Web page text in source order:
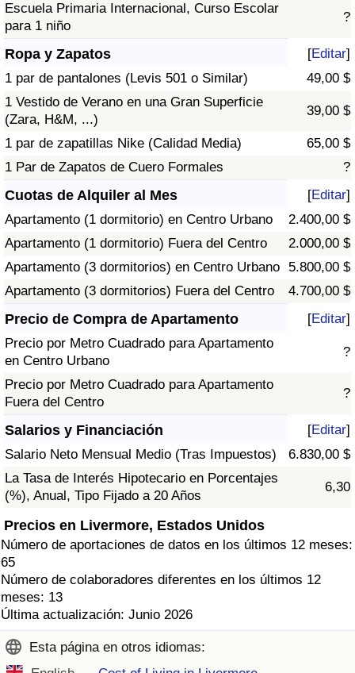
Escuela Primaria Internacional, Curso Escolar
para 1 niño
?
Ropa y Zapatos [Editar]
1 par de pantalones (Levis 501 o Similar)
49,00 $
1 Vestido de Verano en una Gran Superficie
(Zara, H&M, ...)
39,00 $
1 par de zapatillas Nike (Calidad Media)
65,00 $
1 Par de Zapatos de Cuero Formales
?
Cuotas de Alquiler al Mes [Editar]
Apartamento (1 dormitorio) en Centro Urbano
2.400,00 $
Apartamento (1 dormitorio) Fuera del Centro
2.000,00 $
Apartamento (3 dormitorios) en Centro Urbano
5.800,00 $
Apartamento (3 dormitorios) Fuera del Centro
4.700,00 $
Precio de Compra de Apartamento [Editar]
Precio por Metro Cuadrado para Apartamento
en Centro Urbano
?
Precio por Metro Cuadrado para Apartamento
Fuera del Centro
?
Salarios y Financiación [Editar]
Salario Neto Mensual Medio (Tras Impuestos)
6.830,00 $
La Tasa de Interés Hipotecario en Porcentajes
(%), Anual, Tipo Fijado a 20 Años
6,30
Precios en Livermore, Estados Unidos
Número de aportaciones de datos en los últimos 12 meses:
65
Número de colaboradores diferentes en los últimos 12
meses: 13
Última actualización: Junio 2026
Esta página en otros idiomas: